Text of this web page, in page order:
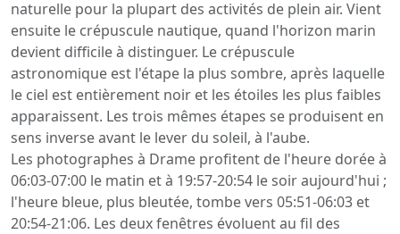
naturelle pour la plupart des activités de plein air. Vient
ensuite le crépuscule nautique, quand l'horizon marin
devient difficile à distinguer. Le crépuscule
astronomique est l'étape la plus sombre, après laquelle
le ciel est entièrement noir et les étoiles les plus faibles
apparaissent. Les trois mêmes étapes se produisent en
sens inverse avant le lever du soleil, à l'aube.
Les photographes à Drame profitent de l'heure dorée à
06:03-07:00 le matin et à 19:57-20:54 le soir aujourd'hui ;
l'heure bleue, plus bleutée, tombe vers 05:51-06:03 et
20:54-21:06. Les deux fenêtres évoluent au fil des